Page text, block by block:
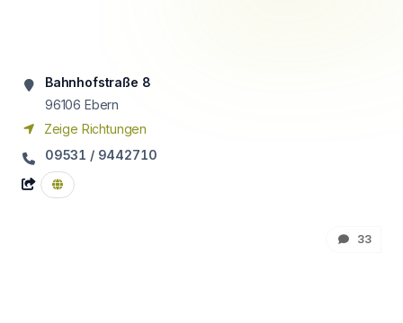
Bahnhofstraße 8
96106 Ebern
Zeige Richtungen
09531 / 9442710
33